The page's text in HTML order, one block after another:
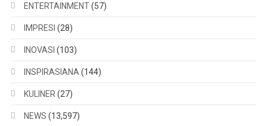
ENTERTAINMENT(57)
IMPRESI (28)
INOVASI (103)
INSPIRASIANA (144)
KULINER (27)
NEWS (13,597)